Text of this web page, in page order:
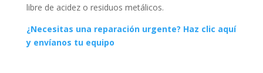
libre de acidez o residuos metálicos.
¿Necesitas una reparación urgente? Haz clic aquí
y envíanos tu equipo